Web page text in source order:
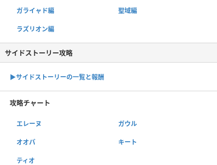
ガライャド編 聖域編
ラズリオン編
サイドストーリー攻略
▶サイドストーリーの一覧と報酬
攻略チャート
エレーヌ ガウル
オオパ キート
ティオ